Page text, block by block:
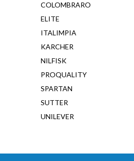
COLOMBRARO
ELITE
ITALIMPIA
KARCHER
NILFISK
PROQUALITY
SPARTAN
SUTTER
UNILEVER